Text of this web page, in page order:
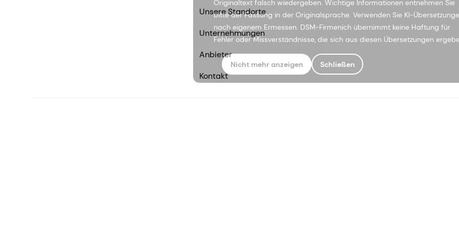
Originaltext falsch wiedergeben. Wichtige Informationen entnehmen Sie
bitte der Fassung in der Originalsprache. Verwenden Sie KI-
nach eigenem Ermessen. DSM-Firmenich übernimmt keine Haftung für
Fehler oder Missverständnisse, die sich aus diesen Übersetzungen
Nicht mehr anzeigen Schließen
Unsere Standorte
Unternehmungen
Anbieter
Kontakt